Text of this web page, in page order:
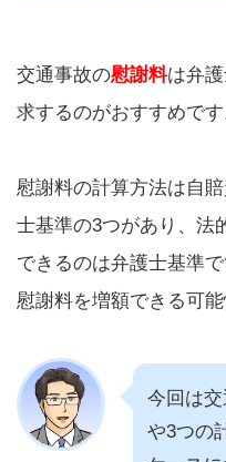
交通事故の慰謝料は弁
求するのがおすすめです
慰謝料の計算方法は自
士基準の3つがあり、法
できるのは弁護士基準
慰謝料を増額できる可能
今回は
や3つの